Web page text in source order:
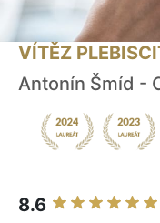
VÍTĚZ
Antonín Šmíd -
8.6